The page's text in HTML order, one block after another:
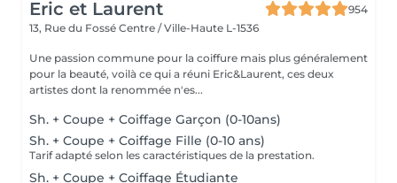
Eric et Laurent
954
13, Rue du Fossé Centre / Ville-Haute L-1536
Une passion commune pour la coiffure mais plus généralement
pour la beauté, voilà ce qui a réuni Eric&Laurent, ces deux
artistes dont la renommée n'es...
Sh. + Coupe + Coiffage Garçon (0-10ans)
Sh. + Coupe + Coiffage Fille (0-10 ans)
Tarif adapté selon les caractéristiques de la prestation.
Sh. + Coupe + Coiffage Étudiante